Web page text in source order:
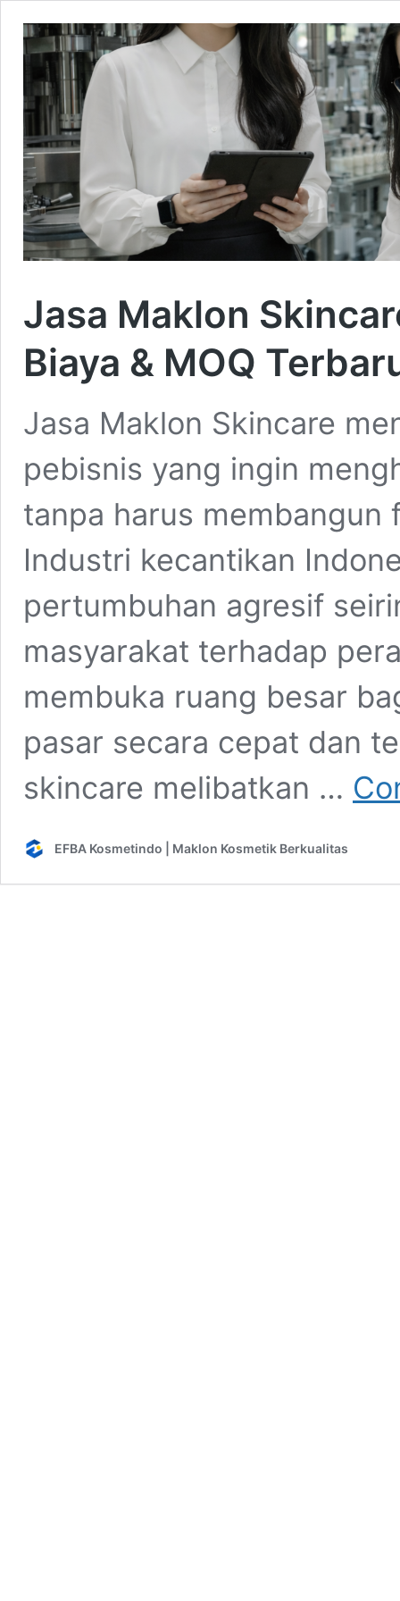
Jasa Maklon
Biaya & MOQ
Jasa Maklon Skincare
pebisnis yang ingin
tanpa harus membangun
Industri kecantikan
pertumbuhan agresif
masyarakat terhadap
membuka ruang besar
pasar secara cepat dan
skincare melibatkan …
EFBA Kosmetindo | Maklon Kosmetik Berkualitas